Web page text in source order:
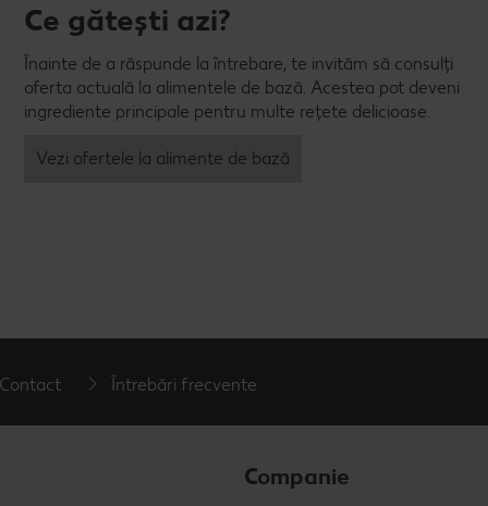
Ce gătești azi?
Înainte de a răspunde la întrebare, te invităm să consulți
oferta actuală la alimentele de bază. Acestea pot deveni
ingrediente principale pentru multe rețete delicioase.
Vezi ofertele la alimente de bază
Contact Întrebări frecvente
Companie